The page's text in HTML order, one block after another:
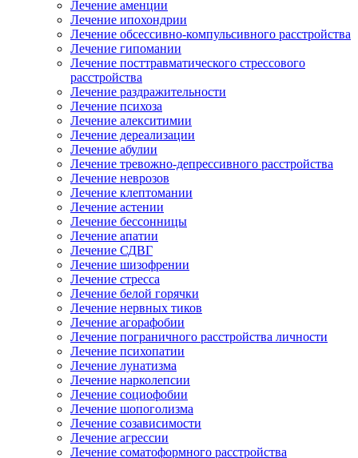
Лечение аменции
Лечение ипохондрии
Лечение обсессивно-компульсивного расстройства
Лечение гипомании
Лечение посттравматического стрессового
расстройства
Лечение раздражительности
Лечение психоза
Лечение алекситимии
Лечение дереализации
Лечение абулии
Лечение тревожно-депрессивного расстройства
Лечение неврозов
Лечение клептомании
Лечение астении
Лечение бессонницы
Лечение апатии
Лечение СДВГ
Лечение шизофрении
Лечение стресса
Лечение белой горячки
Лечение нервных тиков
Лечение агорафобии
Лечение пограничного расстройства личности
Лечение психопатии
Лечение лунатизма
Лечение нарколепсии
Лечение социофобии
Лечение шопоголизма
Лечение созависимости
Лечение агрессии
Лечение соматоформного расстройства